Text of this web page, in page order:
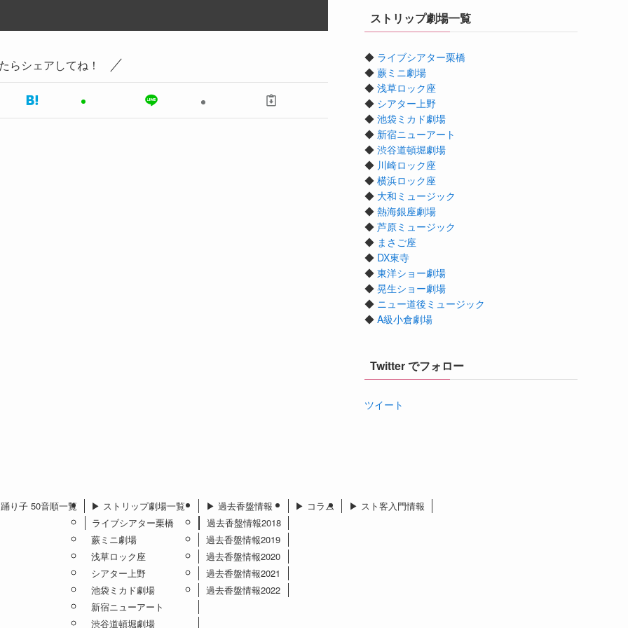
らシェアしてね！
ストリップ劇場一覧
◆ ライブシアター栗橋
◆ 蕨ミニ劇場
◆ 浅草ロック座
◆ シアター上野
◆ 池袋ミカド劇場
◆ 新宿ニューアート
◆ 渋谷道頓堀劇場
◆ 川崎ロック座
◆ 横浜ロック座
◆ 大和ミュージック
◆ 熱海銀座劇場
◆ 芦原ミュージック
◆ まさご座
◆ DX東寺
◆ 東洋ショー劇場
◆ 晃生ショー劇場
◆ ニュー道後ミュージック
◆ A級小倉劇場
Twitter でフォロー
ツイート
り子 50音順一覧
▶︎ ストリップ劇場一覧
ライブシアター栗橋
蕨ミニ劇場
浅草ロック座
シアター上野
池袋ミカド劇場
新宿ニューアート
渋谷道頓堀劇場
▶︎ 過去香盤情報
過去香盤情報2018
過去香盤情報2019
過去香盤情報2020
過去香盤情報2021
過去香盤情報2022
▶︎ コラム ▶︎ スト客入門情報